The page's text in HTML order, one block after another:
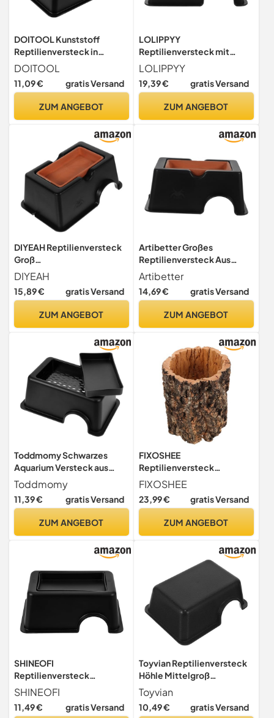
DOITOOL Kunststoff
Reptilienversteck in
Schwarz mit Einfache
Reinigung und
Komfortablem Lebensraum
Schlafplatz für Haustiere im
DOITOOL
11,09 € gratis Versand
ZUM ANGEBOT
LOLIPPYY
Reptilienversteck mit
Luftbefeuchter Funktion
Großes Keramisches
Höhlenversteck Robustes
Terrarium und
Unterschlupf für Geckos
LOLIPPYY
19,39 € gratis Versand
ZUM ANGEBOT
DIYEAH Reptilienversteck
Groß
Feuchtigkeitsspendend
Keramik Höhle für Gecko
Schildkröten Aquarium
Terrarium Dekoration
DIYEAH
15,89 € gratis Versand
ZUM ANGEBOT
Artibetter Großes
Reptilienversteck Aus
Robustem Kunststoff Mit
Luftbefeuchterfunktion
Dekorative Höhle Für
Amphibien Aquariumhöhle
Wasser Und Landtiere
Artibetter
14,69 € gratis Versand
ZUM ANGEBOT
Toddmomy Schwarzes
Aquarium Versteck aus
Kunststoff für Reptilien und
Haustiere mit Vielseitigem
Multifunctionalem Design
Versteck im Terrarium
Toddmomy
11,39 € gratis Versand
ZUM ANGEBOT
FIXOSHEE
Reptilienversteck
Baumhöhle Höhe Glatte
Oberfläche Vielseitig als
Schlangen- Gecko-
Spinnenversteck Geeignet
Regenwald-dekor
FIXOSHEE
23,99 € gratis Versand
ZUM ANGEBOT
SHINEOFI
Reptilienversteck
Kunststoff Höhle
Leopardmuster Großer
Feuchtigkeitsfreundlicher
SHINEOFI
11,49 € gratis Versand
Toyvian Reptilienversteck
Höhle Mittelgroß
Kunststoff Robust
Lebensnah für Schildkröten
Eidechsen Frösche und
Toyvian
10,49 € gratis Versand